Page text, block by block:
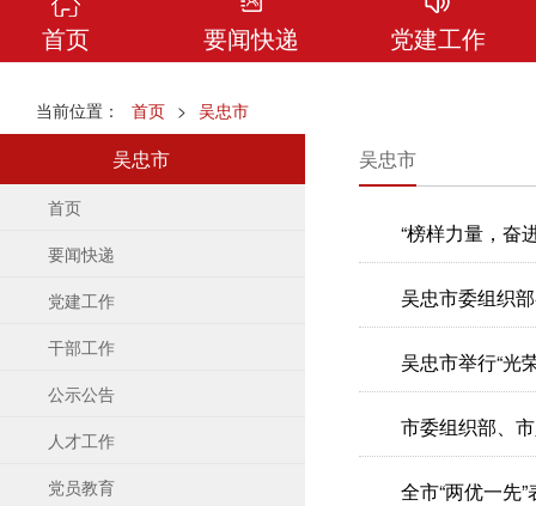
首页 要闻快递 党建工作
当前位置： 首页 > 吴忠市
吴忠市
首页
要闻快递
党建工作
干部工作
公示公告
人才工作
党员教育
吴忠市
“榜样力量，奋
吴忠市委组织
吴忠市举行“光
市委组织部、
全市“两优一先